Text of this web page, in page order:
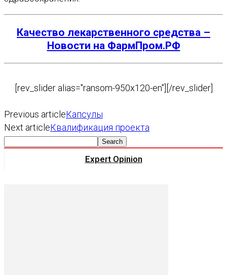
Качество лекарственного средства –
Новости на ФармПром.РФ
[rev_slider alias="ransom-950x120-en"][/rev_slider]
Previous articleКапсулы
Next articleКвалификация проекта
Expert Opinion